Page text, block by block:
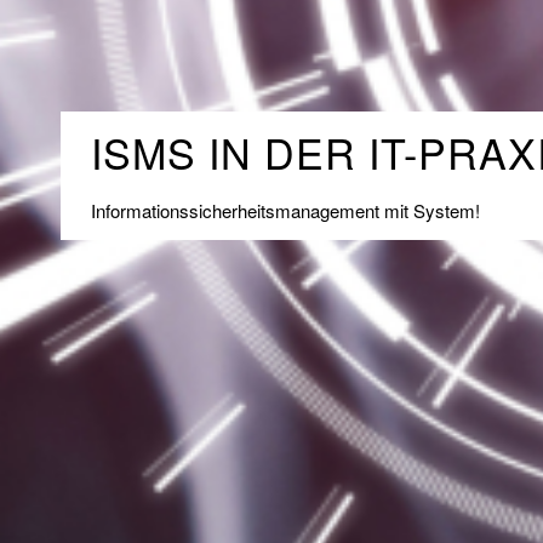
ISMS IN DER IT-
Informationssicherheitsmanagement mit System!